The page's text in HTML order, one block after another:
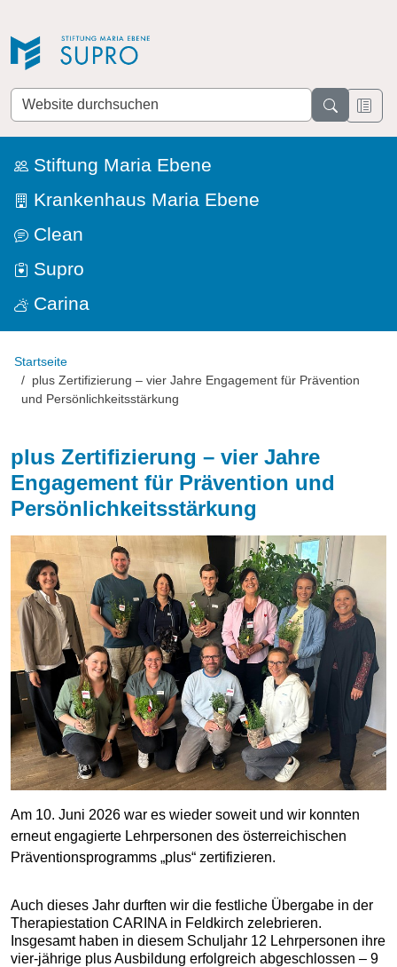
Website
durchsuchen
Stiftung Maria Ebene
Krankenhaus Maria Ebene
Clean
Supro
Carina
Startseite
plus Zertifizierung – vier Jahre Engagement für Prävention
und Persönlichkeitsstärkung
plus Zertifizierung – vier Jahre
Engagement für Prävention und
Persönlichkeitsstärkung
Am 10. Juni 2026 war es wieder soweit und wir konnten
erneut engagierte Lehrpersonen des österreichischen
Präventionsprogramms „plus“ zertifizieren.
Auch dieses Jahr durften wir die festliche Übergabe in der
Therapiestation CARINA in Feldkirch zelebrieren.
Insgesamt haben in diesem Schuljahr 12 Lehrpersonen ihre
vier-jährige plus Ausbildung erfolgreich abgeschlossen – 9